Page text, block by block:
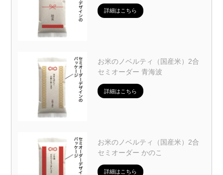
詳細はこちら
お米のノベルティ（国産米）2合
セミオーダー 青海波
詳細はこちら
お米のノベルティ（国産米）2合
セミオーダー かのこ
詳細はこちら